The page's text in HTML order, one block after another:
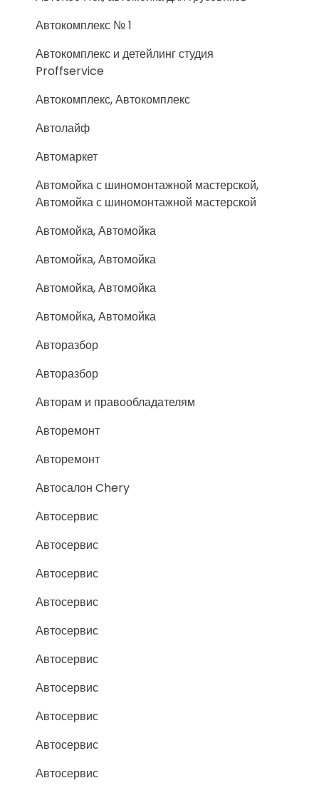
Автокомплекс № 1
Автокомплекс и детейлинг студия
Proffservice
Автокомплекс, Автокомплекс
Автолайф
Автомаркет
Автомойка с шиномонтажной мастерской,
Автомойка с шиномонтажной мастерской
Автомойка, Автомойка
Автомойка, Автомойка
Автомойка, Автомойка
Автомойка, Автомойка
Авторазбор
Авторазбор
Авторам и правообладателям
Авторемонт
Авторемонт
Автосалон Chery
Автосервис
Автосервис
Автосервис
Автосервис
Автосервис
Автосервис
Автосервис
Автосервис
Автосервис
Автосервис